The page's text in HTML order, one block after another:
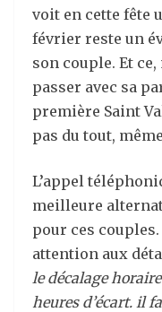
voit en cette fête
février reste un
son couple. Et
passer avec sa
première Saint
pas du tout,
L’appel
meilleure
pour ces
attention aux
le décalage
heures d’écart. il